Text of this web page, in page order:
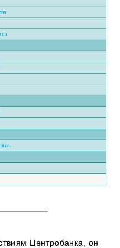
Центробанка, он